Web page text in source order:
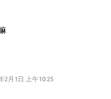
2月1日 上午10:25